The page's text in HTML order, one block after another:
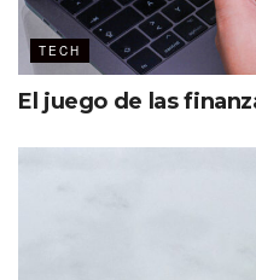
TECH
El juego de las